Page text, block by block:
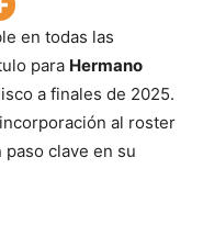
en todas las
para Hermano
a finales de 2025.
al roster
paso clave en su